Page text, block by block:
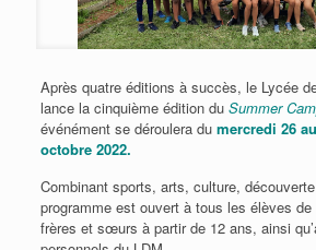
Après quatre éditions à succès, le Lycée
lance la cinquième édition du Summer
événément se déroulera du mercredi 26
octobre 2022.
Combinant sports, arts, culture,
programme est ouvert à tous les élèves de
frères et sœurs à partir de 12 ans, ainsi